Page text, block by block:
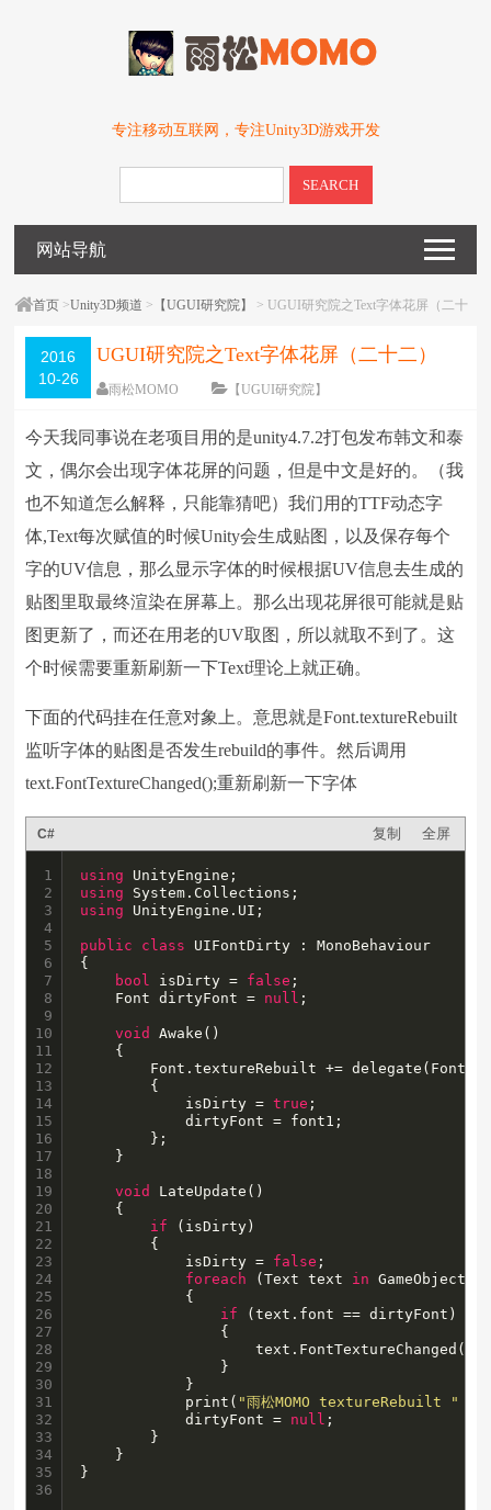
专注移动互联网，专注Unity3D游戏开发
SEARCH
网站导航
首页 >Unity3D频道 > 【UGUI研究院】
> UGUI研究院之Text字体花屏（二十
2016
10-26
UGUI研究院之Text字体花屏（二十二）
雨松MOMO
【UGUI研究院】
编辑日期：2016-10-26 字体： 大 中小
今天我同事说在老项目用的是unity4.7.2打包发布韩文和泰
文，偶尔会出现字体花屏的问题，但是中文是好的。（我
也不知道怎么解释，只能靠猜吧）我们用的TTF动态字
体,Text每次赋值的时候Unity会生成贴图，以及保存每个
字的UV信息，那么显示字体的时候根据UV信息去生成的
贴图里取最终渲染在屏幕上。那么出现花屏很可能就是贴
图更新了，而还在用老的UV取图，所以就取不到了。这
个时候需要重新刷新一下Text理论上就正确。
下面的代码挂在任意对象上。意思就是Font.textureRebuilt
监听字体的贴图是否发生rebuild的事件。然后调用
text.FontTextureChanged();重新刷新一下字体
C# 复制 全屏
1
2
3
4
5
6
7
8
9
10
11
12
13
14
15
16
17
18
19
20
21
22
23
24
25
26
27
28
29
30
31
32
33
34
35
36
using
using
using UnityEngine.UI;
public class UIFontDirty : MonoBehaviour
{
bool isDirty = false ;
    Font dirtyFont =
null ;
void
Awake()
    {
Font.textureRebuilt += delegate(Font
        {
            isDirty =
true ;
            dirtyFont = font1;
        };
    }
void
LateUpdate()
    {
if (isDirty)
        {
            isDirty =
false ;
foreach (Text text in
            {
if (text.font == dirtyFont)
                {
                    text.FontTextureChanged();
                }
            }
            print(
"雨松MOMO textureRebuilt "
            dirtyFont =
null ;
        }
    }